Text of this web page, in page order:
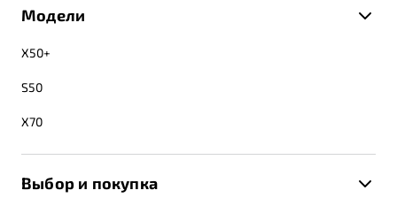
Модели
X50+
S50
X70
Выбор и покупка